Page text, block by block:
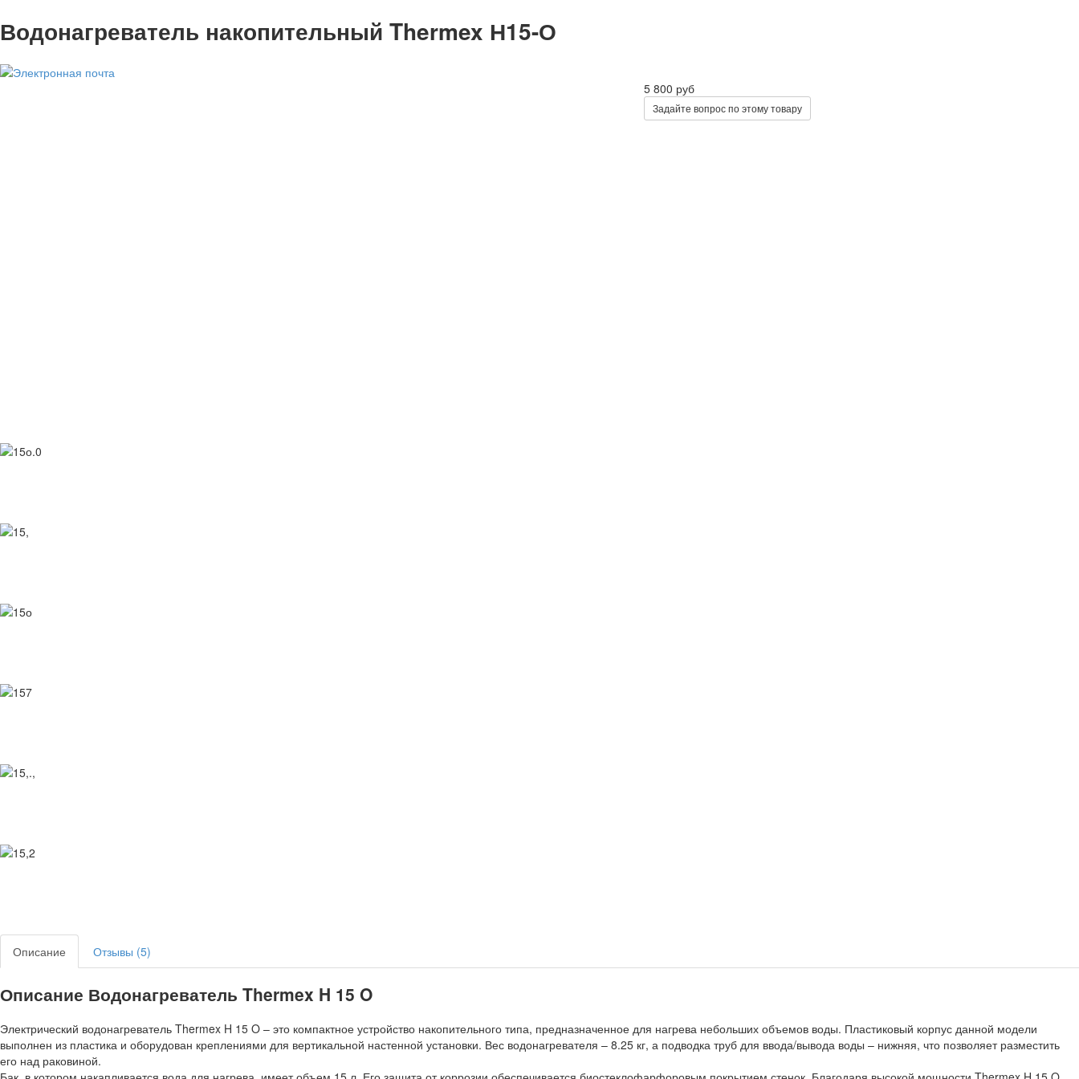
Водонагреватель накопительный Thermex Н15-О
5 800 руб
Задайте вопрос по этому товару
Описание Отзывы (5)
Описание Водонагреватель Thermex H 15 O
Электрический водонагреватель Thermex H 15 O – это компактное устройство накопительного типа, предназначенное для нагрева небольших объемов воды. Пластиковый корпус данной модели
выполнен из пластика и оборудован креплениями для вертикальной настенной установки. Вес водонагревателя – 8.25 кг, а подводка труб для ввода/вывода воды – нижняя, что позволяет разместить
его над раковиной.